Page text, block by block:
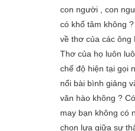
con người , con
có khổ tâm không
về thơ của các ông
Thơ của họ luôn
chế độ hiện tại gọi
nổi bài bình giảng
văn hào không ?
may bạn không có
chọn lựa giữa sự